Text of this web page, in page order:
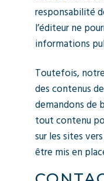
responsabilité
l’éditeur ne
informations
Toutefois,
des contenus
demandons de
tout contenu
sur les sites
être mis en